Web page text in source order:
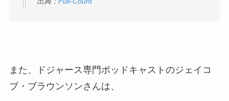
また、ドジャース専門ポッドキャストのジェイコ
ブ・ブラウンソンさんは、